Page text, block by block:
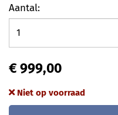
Aantal:
€ 999,00
Niet op voorraad